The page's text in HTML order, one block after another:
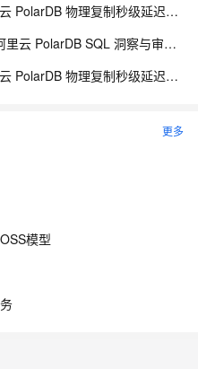
物理复制比逻辑复制好在哪？阿里云 PolarDB 物理复制秒级延迟解析
数据库 SQL 审计功能有什么用？阿里云 PolarDB SQL 洞察与审计解析
物理复制比逻辑复制好在哪？阿里云 PolarDB 物理复制秒级延迟解析
更多
模型